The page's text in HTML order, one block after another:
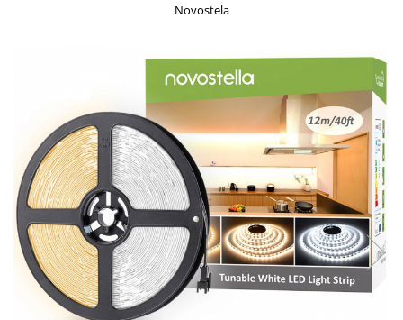
Novostela